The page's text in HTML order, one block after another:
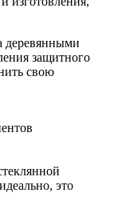
деревянными
защитного
свою
это